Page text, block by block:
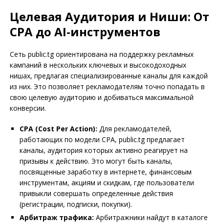
Целевая Аудитория и Ниши: От
CPA до AI-инструментов
Сеть public.tg ориентирована на поддержку рекламных
кампаний в нескольких ключевых и высокодоходных
нишах, предлагая специализированные каналы для каждой
из них. Это позволяет рекламодателям точно попадать в
свою целевую аудиторию и добиваться максимальной
конверсии.
CPA (Cost Per Action): Для рекламодателей,
работающих по модели CPA, public.tg предлагает
каналы, аудитория которых активно реагирует на
призывы к действию. Это могут быть каналы,
посвященные заработку в интернете, финансовым
инструментам, акциям и скидкам, где пользователи
привыкли совершать определенные действия
(регистрации, подписки, покупки).
Арбитраж трафика: Арбитражники найдут в каталоге